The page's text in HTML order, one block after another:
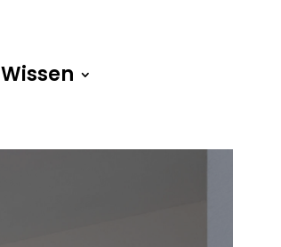
Wissen